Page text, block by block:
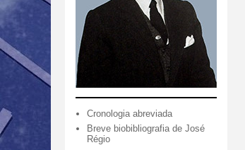
Cronologia abreviada
Breve biobibliografia de José
Régio